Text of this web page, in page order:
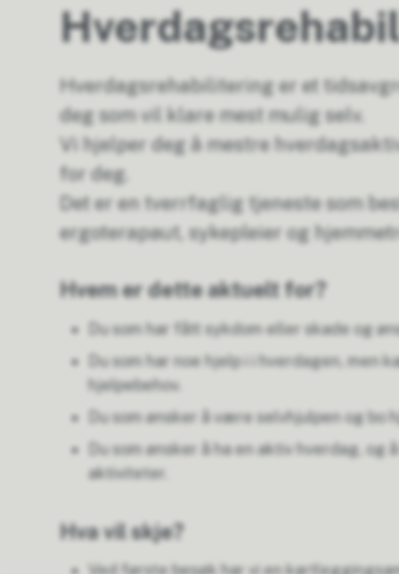
Hverdagsrehabilitering er et
deg som vil klare mest mulig selv.
Vi hjelper deg å mestre
for deg.
Det er en tverrfaglig tjeneste som
ergoterapaut, sykepleier og
Hvem er dette aktuelt for?
Du som har fått sykdom eller skade og
Du som har noe hjelp i i hverdagen, men
hjelpebehov.
Du som ønsker å være selvhjulpen og bo
Du som ønsker å ha en aktiv hverdag,
aktiviteter.
Hva vil skje?
Ved første besøk har vi en